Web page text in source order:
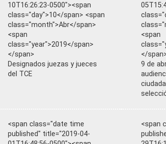
10T16:26:23-0500"><span
class="day">10</span> <span
class="month">Abr</span>
<span
class="year">2019</span>
</span>
Designados juezas y jueces
del TCE
<span
</
9 de
<span class="date time
published" title="2019-04-
<span